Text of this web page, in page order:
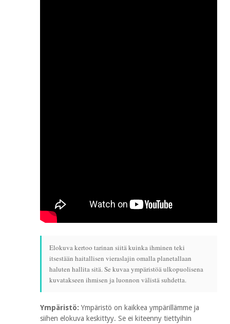
Elokuva kertoo tarinan siitä kuinka ihminen teki
itsestään haitallisen vieraslajin omalla planetallaan
haluten hallita sitä. Se kuvaa ympäristöä ulkopuolisena
kuvatakseen ihmisen ja luonnon välistä suhdetta.
Ympäristö: Ympäristö on kaikkea ympärillämme ja
siihen elokuva keskittyy. Se ei kiteenny tiettyihin